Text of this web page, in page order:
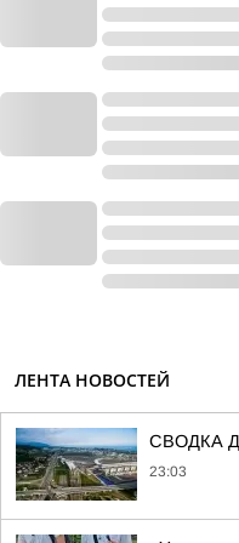
ЛЕНТА НОВОСТЕЙ
СВОДКА
23:03